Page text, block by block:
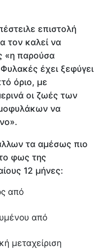
επιστολή
τον καλεί να
«η παρούσα
έχει ξεφύγει
όριο, με
οι ζωές των
να
τα αμέσως πιο
φως της
12 μήνες:
από
από
μεταχείριση